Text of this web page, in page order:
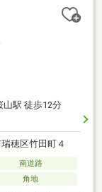
山駅 徒歩12分
穂区竹田町４
南道路
角地